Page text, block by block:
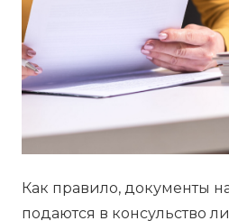
Как правило, документы
подаются в консульство